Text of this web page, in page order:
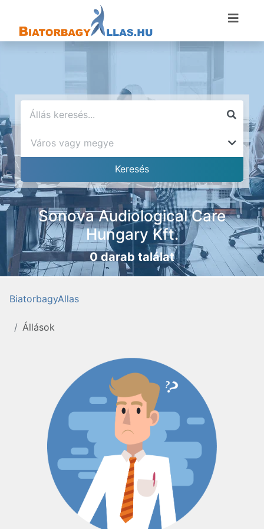
Sonova Audiological Care
Hungary Kft.
0 darab találat
BiatorbagyAllas
Állások